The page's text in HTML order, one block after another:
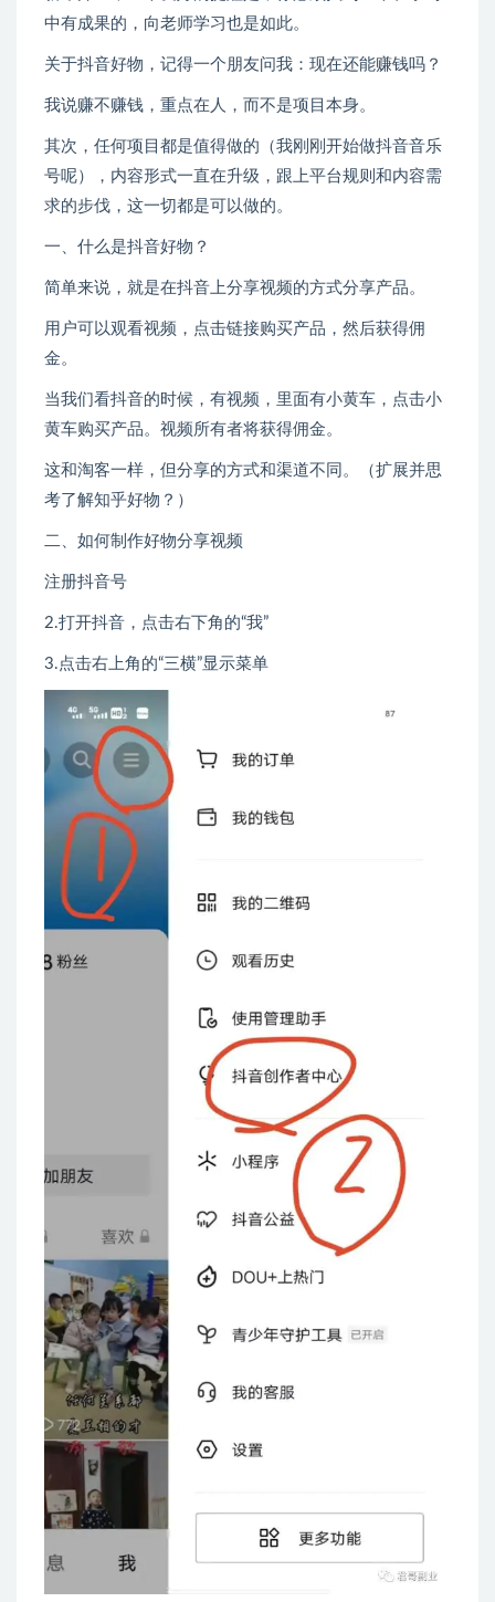
中有成果的，向老师学习也是如此。
关于抖音好物，记得一个朋友问我：现在还能赚钱吗？
我说赚不赚钱，重点在人，而不是项目本身。
其次，任何项目都是值得做的（我刚刚开始做抖音音乐
号呢），内容形式一直在升级，跟上平台规则和内容需
求的步伐，这一切都是可以做的。
一、什么是抖音好物？
简单来说，就是在抖音上分享视频的方式分享产品。
用户可以观看视频，点击链接购买产品，然后获得佣
金。
当我们看抖音的时候，有视频，里面有小黄车，点击小
黄车购买产品。视频所有者将获得佣金。
这和淘客一样，但分享的方式和渠道不同。（扩展并思
考了解知乎好物？）
二、如何制作好物分享视频
注册抖音号
2.打开抖音，点击右下角的“我”
3.点击右上角的“三横”显示菜单